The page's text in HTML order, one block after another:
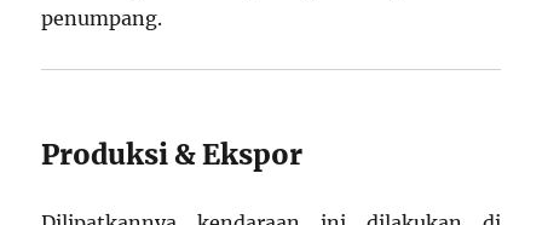
penumpang.
Produksi & Ekspor